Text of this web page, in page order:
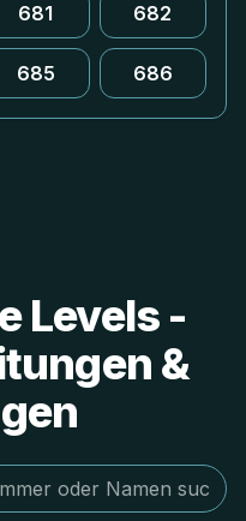
681 682
685 686
Levels -
&